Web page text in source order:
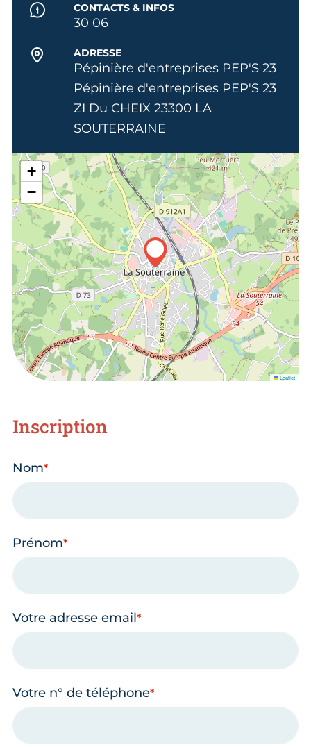
CONTACTS & INFOS
30 06
ADRESSE
Pépinière d'entreprises PEP'S 23
Pépinière d'entreprises PEP'S 23
ZI Du CHEIX 23300 LA
SOUTERRAINE
+
−
Leaflet
Inscription
Nom
Prénom
Votre adresse email
Votre n° de téléphone